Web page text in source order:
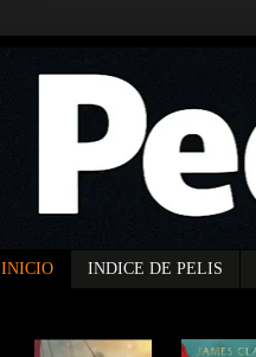
INICIO INDICE DE PELIS